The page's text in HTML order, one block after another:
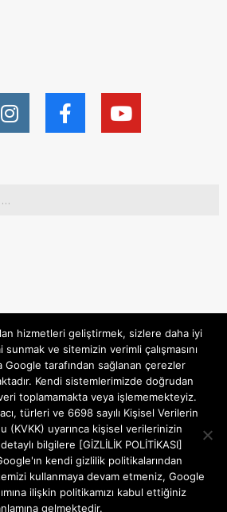
Politikası
hizmetleri geliştirmek, sizlere daha iyi
sunmak ve sitemizin verimli çalışmasını
Google tarafından sağlanan çerezler
Kendi sistemlerimizde doğrudan
toplamamakta veya işlememekteyiz.
türleri ve 6698 sayılı Kişisel Verilerin
(KVKK) uyarınca kişisel verilerinizin
bilgilere [GİZLİLİK POLİTİKASI]
kendi gizlilik politikalarından
kullanmaya devam etmeniz, Google
ilişkin politikamızı kabul ettiğiniz
gelmektedir.